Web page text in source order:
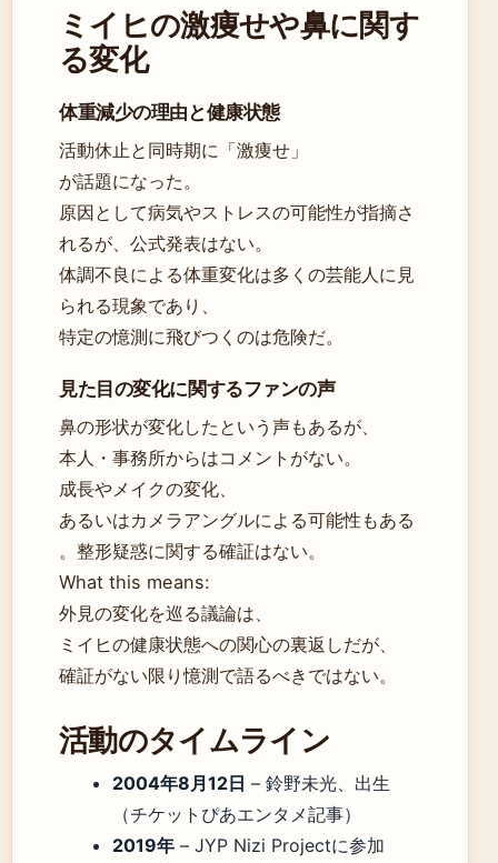
ミイヒの激痩せや鼻に関す
る変化
体重減少の理由と健康状態
活動休止と同時期に「激痩せ」
が話題になった。
原因として病気やストレスの可能性が指摘さ
れるが、公式発表はない。
体調不良による体重変化は多くの芸能人に見
られる現象であり、
特定の憶測に飛びつくのは危険だ。
見た目の変化に関するファンの声
鼻の形状が変化したという声もあるが、
本人・事務所からはコメントがない。
成長やメイクの変化、
あるいはカメラアングルによる可能性もある
。整形疑惑に関する確証はない。
What this means:
外見の変化を巡る議論は、
ミイヒの健康状態への関心の裏返しだが、
確証がない限り憶測で語るべきではない。
活動のタイムライン
2004年8月12日 – 鈴野未光、出生
（チケットぴあエンタメ記事）
2019年 – JYP Nizi Projectに参加